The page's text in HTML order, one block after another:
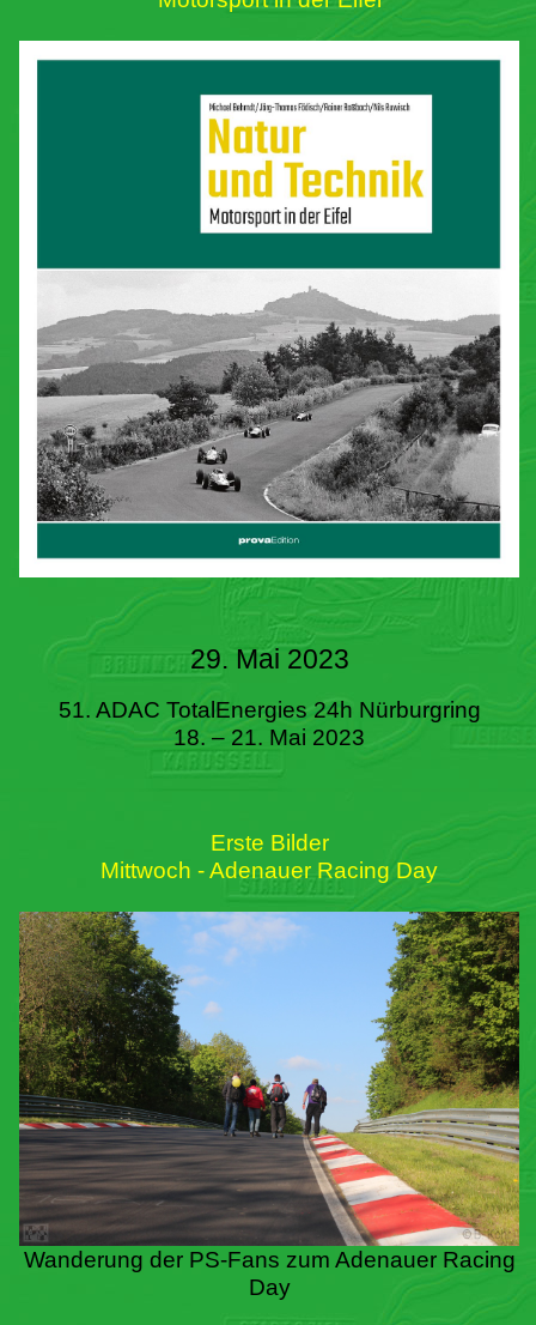
29. Mai 2023
51. ADAC TotalEnergies 24h Nürburgring
18. – 21. Mai 2023
Erste Bilder
Mittwoch - Adenauer Racing Day
Wanderung der PS-Fans zum Adenauer Racing
Day